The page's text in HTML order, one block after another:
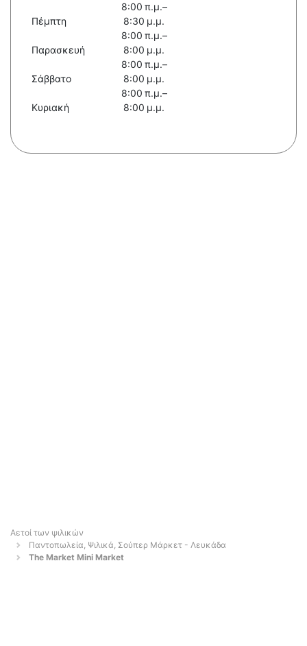
Πέμπτη
8:00 π.μ.–
8:30 μ.μ.
Παρασκευή
8:00 π.μ.–
8:00 μ.μ.
Σάββατο
8:00 π.μ.–
8:00 μ.μ.
Κυριακή
8:00 π.μ.–
8:00 μ.μ.
Αετοί των ψιλικών
Παντοπωλεία, Ψιλικά, Σούπερ Μάρκετ - Λευκάδα
The Market Mini Market